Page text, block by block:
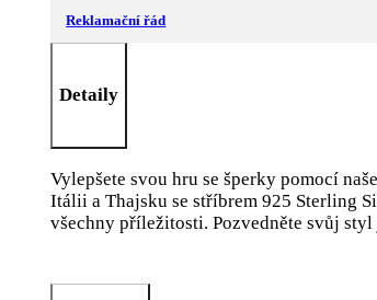
Reklamační řád
Detaily
Vylepšete svou hru se šperky pomocí
Itálii a Thajsku se stříbrem 925 Sterling
všechny příležitosti. Pozvedněte svůj styl